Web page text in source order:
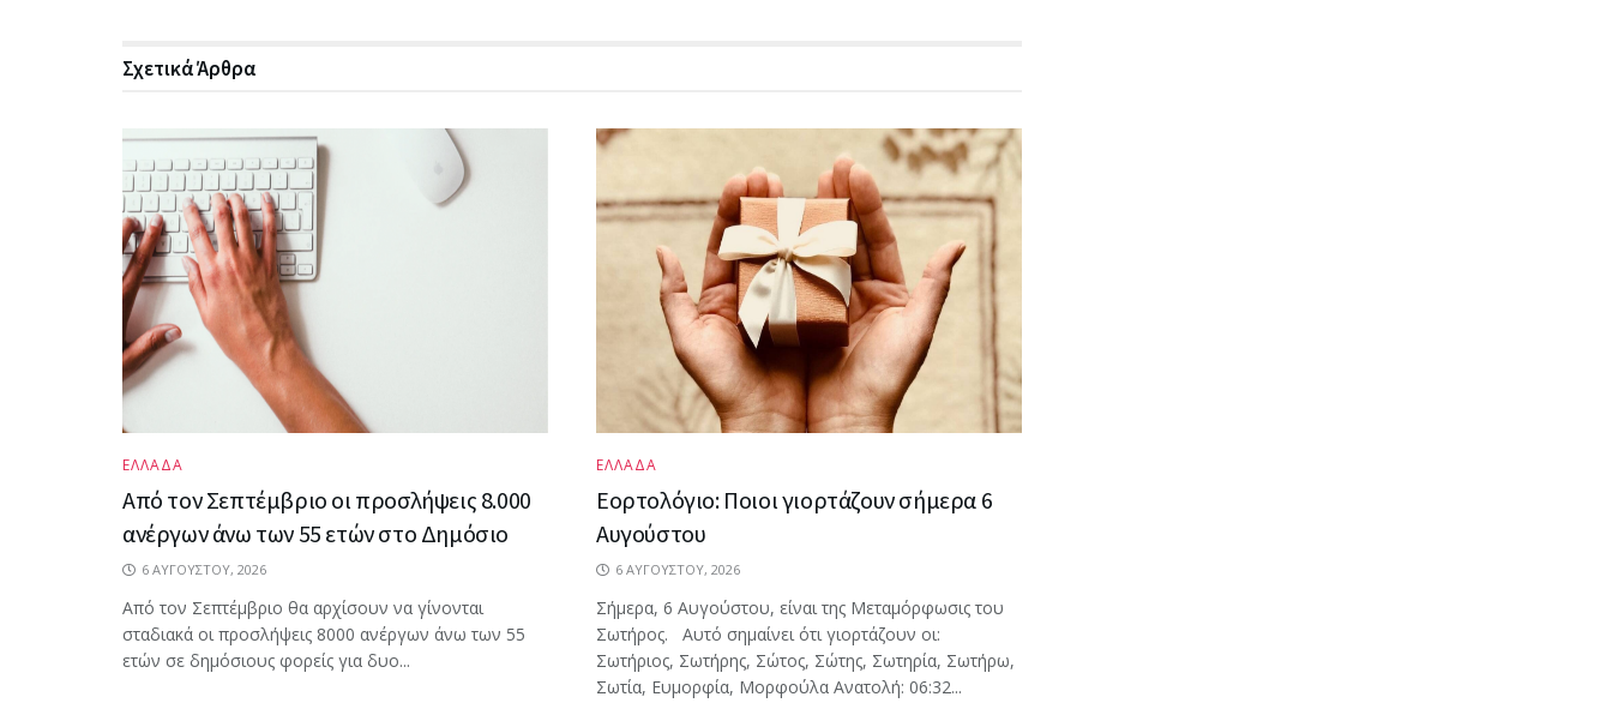
ΣχετικάΆρθρα
ΕΛΛΑΔΑ
Από τον Σεπτέμβριο οι προσλήψεις 8.000
ανέργων άνω των 55 ετών στο Δημόσιο
6 ΑΥΓΟΎΣΤΟΥ, 2026
Από τον Σεπτέμβριο θα αρχίσουν να γίνονται
σταδιακά οι προσλήψεις 8000 ανέργων άνω των 55
ετών σε δημόσιους φορείς για δυο...
ΕΛΛΑΔΑ
Εορτολόγιο: Ποιοι γιορτάζουν σήμερα 6
Αυγούστου
6 ΑΥΓΟΎΣΤΟΥ, 2026
Σήμερα, 6 Αυγούστου, είναι της Μεταμόρφωσις του
Σωτήρος. Αυτό σημαίνει ότι γιορτάζουν οι:
Σωτήριος, Σωτήρης, Σώτος, Σώτης, Σωτηρία, Σωτήρω,
Σωτία, Ευμορφία, Μορφούλα Ανατολή: 06:32...